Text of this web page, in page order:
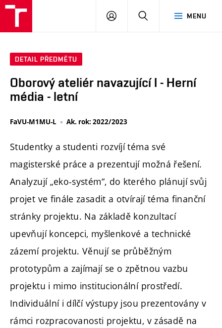
MENU
PŘIHLÁSIT
DETAIL PŘEDMĚTU
Oborový ateliér navazující I - Herní
média - letní
FaVU-M1MU-L Ak. rok: 2022/2023
Studentky a studenti rozvíjí téma své
magisterské práce a prezentují možná řešení.
Analyzují „eko-systém“, do kterého plánují svůj
projet ve finále zasadit a otvírají téma finanční
stránky projektu. Na základě konzultací
upevňují koncepci, myšlenkové a technické
zázemí projektu. Věnují se průběžným
prototypům a zajímají se o zpětnou vazbu
projektu i mimo institucionální prostředí.
Individuální i dílčí výstupy jsou prezentovány v
rámci rozpracovanosti projektu, v zásadě na